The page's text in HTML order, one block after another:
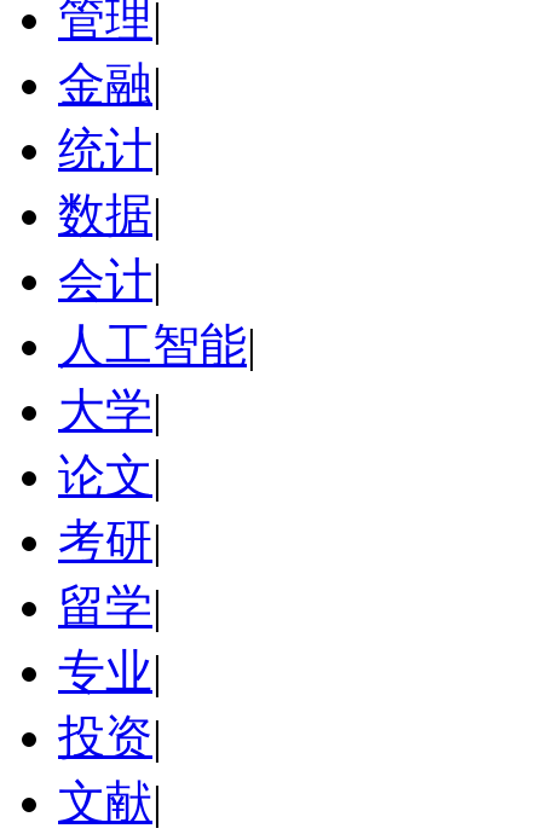
管理|
金融|
统计|
数据|
会计|
人工智能|
大学|
论文|
考研|
留学|
专业|
投资|
文献|